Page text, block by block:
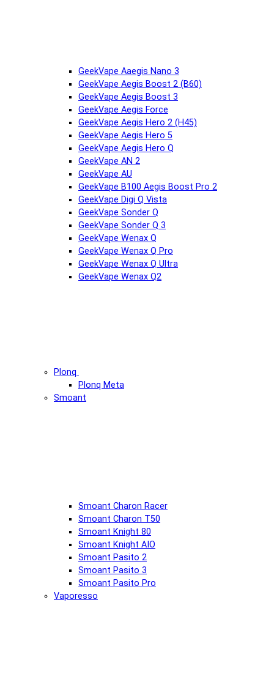
GeekVape Aaegis Nano 3
GeekVape Aegis Boost 2 (B60)
GeekVape Aegis Boost 3
GeekVape Aegis Force
GeekVape Aegis Hero 2 (H45)
GeekVape Aegis Hero 5
GeekVape Aegis Hero Q
GeekVape AN 2
GeekVape AU
GeekVape B100 Aegis Boost Pro 2
GeekVape Digi Q Vista
GeekVape Sonder Q
GeekVape Sonder Q 3
GeekVape Wenax Q
GeekVape Wenax Q Pro
GeekVape Wenax Q Ultra
GeekVape Wenax Q2
Plonq
Plonq Meta
Smoant
Smoant Charon Racer
Smoant Charon T50
Smoant Knight 80
Smoant Knight AIO
Smoant Pasito 2
Smoant Pasito 3
Smoant Pasito Pro
Vaporesso